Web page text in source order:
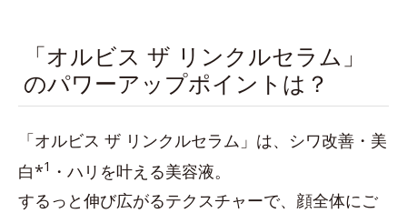
「オルビス ザ リンクルセラム」
のパワーアップポイントは？
「オルビス ザ リンクルセラム」は、シワ改善・美
白*1 ・ハリを叶える美容液。
するっと伸び広がるテクスチャーで、顔全体にご